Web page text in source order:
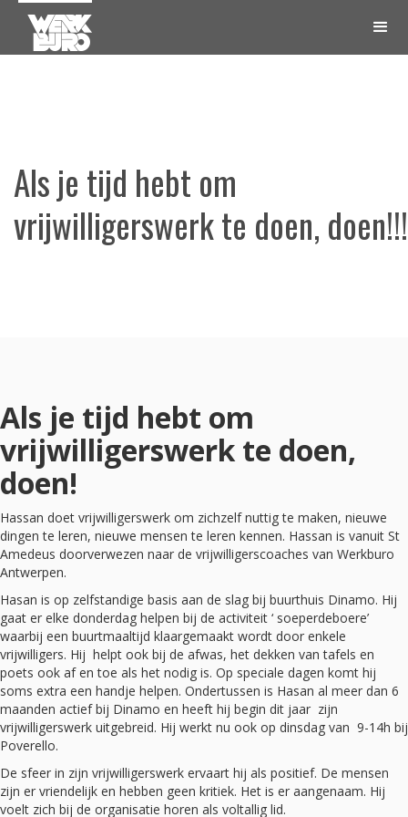
Als je tijd hebt om
vrijwilligerswerk te doen, doen!!!
Als je tijd hebt om
vrijwilligerswerk te doen,
doen!
Hassan doet vrijwilligerswerk om zichzelf nuttig te maken, nieuwe
dingen te leren, nieuwe mensen te leren kennen. Hassan is vanuit St
Amedeus doorverwezen naar de vrijwilligerscoaches van Werkburo
Antwerpen.
Hasan is op zelfstandige basis aan de slag bij buurthuis Dinamo. Hij
gaat er elke donderdag helpen bij de activiteit ‘ soeperdeboere’
waarbij een buurtmaaltijd klaargemaakt wordt door enkele
vrijwilligers. Hij helpt ook bij de afwas, het dekken van tafels en
poets ook af en toe als het nodig is. Op speciale dagen komt hij
soms extra een handje helpen. Ondertussen is Hasan al meer dan 6
maanden actief bij Dinamo en heeft hij begin dit jaar zijn
vrijwilligerswerk uitgebreid. Hij werkt nu ook op dinsdag van 9-14h bij
Poverello.
De sfeer in zijn vrijwilligerswerk ervaart hij als positief. De mensen
zijn er vriendelijk en hebben geen kritiek. Het is er aangenaam. Hij
voelt zich bij de organisatie horen als voltallig lid.